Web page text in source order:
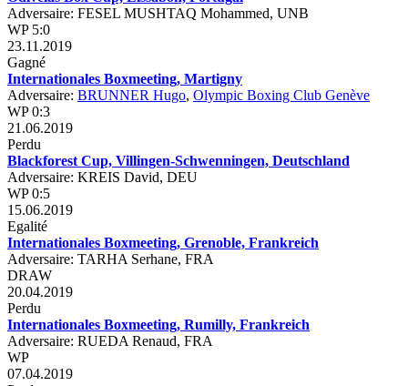
Adversaire: FESEL MUSHTAQ Mohammed, UNB
WP 5:0
23.11.2019
Gagné
Internationales Boxmeeting, Martigny
Adversaire: BRUNNER Hugo, Olympic Boxing Club Genève
WP 0:3
21.06.2019
Perdu
Blackforest Cup, Villingen-Schwenningen, Deutschland
Adversaire: KREIS David, DEU
WP 0:5
15.06.2019
Egalité
Internationales Boxmeeting, Grenoble, Frankreich
Adversaire: TARHA Serhane, FRA
DRAW
20.04.2019
Perdu
Internationales Boxmeeting, Rumilly, Frankreich
Adversaire: RUEDA Renaud, FRA
WP
07.04.2019